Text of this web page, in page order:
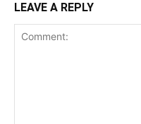
LEAVE A REPLY